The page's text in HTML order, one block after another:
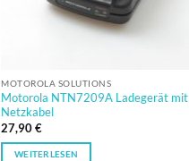
MOTOROLA SOLUTIONS
Motorola NTN7209A Ladegerät mit
Netzkabel
27,90€
WEITERLESEN